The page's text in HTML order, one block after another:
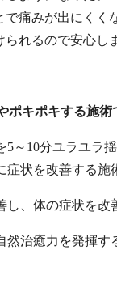
痛みが出にくく
れるので安心し
ポキポキする施術
5～10分ユラユラ
状を改善する施
、体の症状を改
然治癒力を発揮